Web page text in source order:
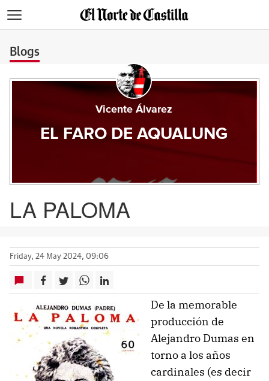
Blogs
Vicente Álvarez
EL FARO DE AQUALUNG
LA PALOMA
Friday, 24 May 2024, 09:06
De la memorable
producción de
Alejandro Dumas en
torno a los años
cardinales (es decir